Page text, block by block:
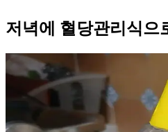
저녁에 혈당관리식으